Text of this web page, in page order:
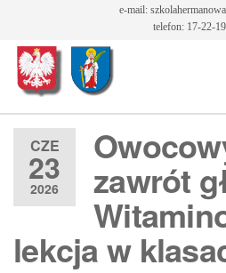
e-mail:
telefon: 17-22-
im. Św.
im. Św.
Królowej
Jadwigi w
Hermanowej
CZE
23
2026 zawrót
lekcja w